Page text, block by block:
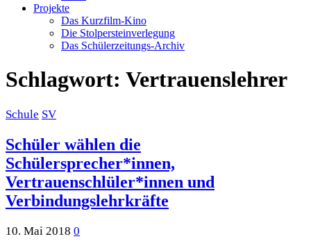
Projekte
Das Kurzfilm-Kino
Die Stolpersteinverlegung
Das Schülerzeitungs-Archiv
Schlagwort: Vertrauenslehrer
Schule SV
Schüler wählen die
Schülersprecher*innen,
Vertrauenschlüler*innen und
Verbindungslehrkräfte
10. Mai 2018 0